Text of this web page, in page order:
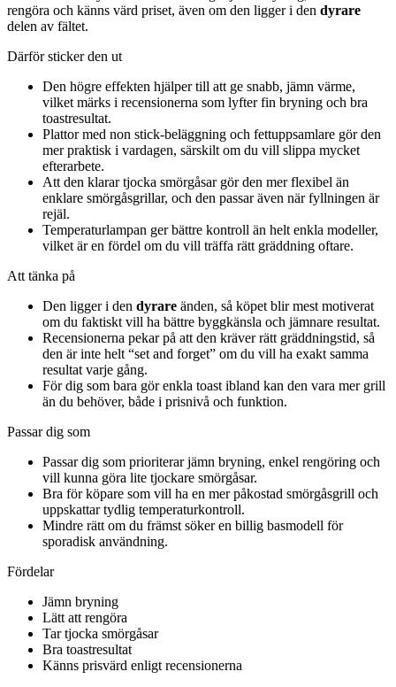
rengöra och känns värd priset, även om den ligger i den dyrare
delen av fältet.
Därför sticker den ut
Den högre effekten hjälper till att ge snabb, jämn värme,
vilket märks i recensionerna som lyfter fin bryning och bra
toastresultat.
Plattor med non stick-beläggning och fettuppsamlare gör den
mer praktisk i vardagen, särskilt om du vill slippa mycket
efterarbete.
Att den klarar tjocka smörgåsar gör den mer flexibel än
enklare smörgåsgrillar, och den passar även när fyllningen är
rejäl.
Temperaturlampan ger bättre kontroll än helt enkla modeller,
vilket är en fördel om du vill träffa rätt gräddning oftare.
Att tänka på
Den ligger i den dyrare änden, så köpet blir mest motiverat
om du faktiskt vill ha bättre byggkänsla och jämnare resultat.
Recensionerna pekar på att den kräver rätt gräddningstid, så
den är inte helt “set and forget” om du vill ha exakt samma
resultat varje gång.
För dig som bara gör enkla toast ibland kan den vara mer grill
än du behöver, både i prisnivå och funktion.
Passar dig som
Passar dig som prioriterar jämn bryning, enkel rengöring och
vill kunna göra lite tjockare smörgåsar.
Bra för köpare som vill ha en mer påkostad smörgåsgrill och
uppskattar tydlig temperaturkontroll.
Mindre rätt om du främst söker en billig basmodell för
sporadisk användning.
Fördelar
Jämn bryning
Lätt att rengöra
Tar tjocka smörgåsar
Bra toastresultat
Känns prisvärd enligt recensionerna